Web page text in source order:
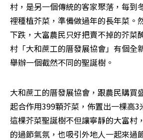
村，是另一個傳統的客家聚落，每到
裡種植芥菜，準備做過年的長年菜。
下跌，大富農民只好把賣不掉的芥菜
村「大和蔗工的厝發展協會」有個全
舉辦一個截然不同的聖誕樹。
大和蔗工的厝發展協會，跟農民購買
起合作用399顆芥菜，佈置出一棵高3
這棵芥菜聖誕樹不但讓寧靜的大富村
的過節氣氛，也吸引外地人一起來過